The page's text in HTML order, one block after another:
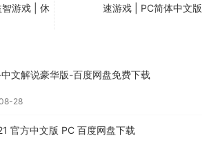
游戏 | 休
速游戏 | PC简体中文版
中文解说豪华版-百度网盘免费下载
28
官方中文版 PC 百度网盘下载